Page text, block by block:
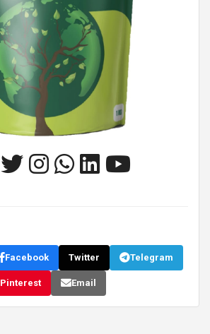
Facebook Twitter Telegram
Pinterest Email